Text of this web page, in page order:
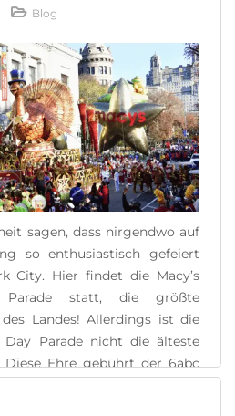
Blog
sagen, dass nirgendwo auf
so enthusiastisch gefeiert
City. Hier findet die Macy’s
Parade statt, die größte
des Landes! Allerdings ist die
Day Parade nicht die älteste
Diese Ehre gebührt der 6abc